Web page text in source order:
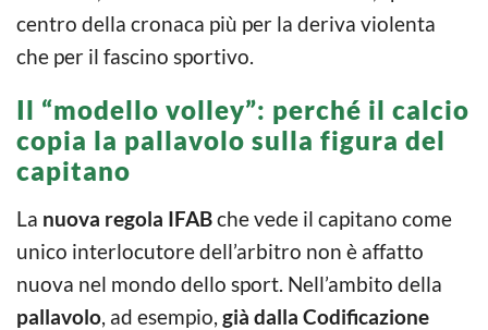
centro della cronaca più per la deriva violenta
che per il fascino sportivo.
Il “modello volley”: perché il calcio
copia la pallavolo sulla figura del
capitano
La nuova regola IFABche vede il capitano come
unico interlocutore dell’arbitro non è affatto
nuova nel mondo dello sport. Nell’ambito della
pallavolo , ad esempio, già dalla Codificazione